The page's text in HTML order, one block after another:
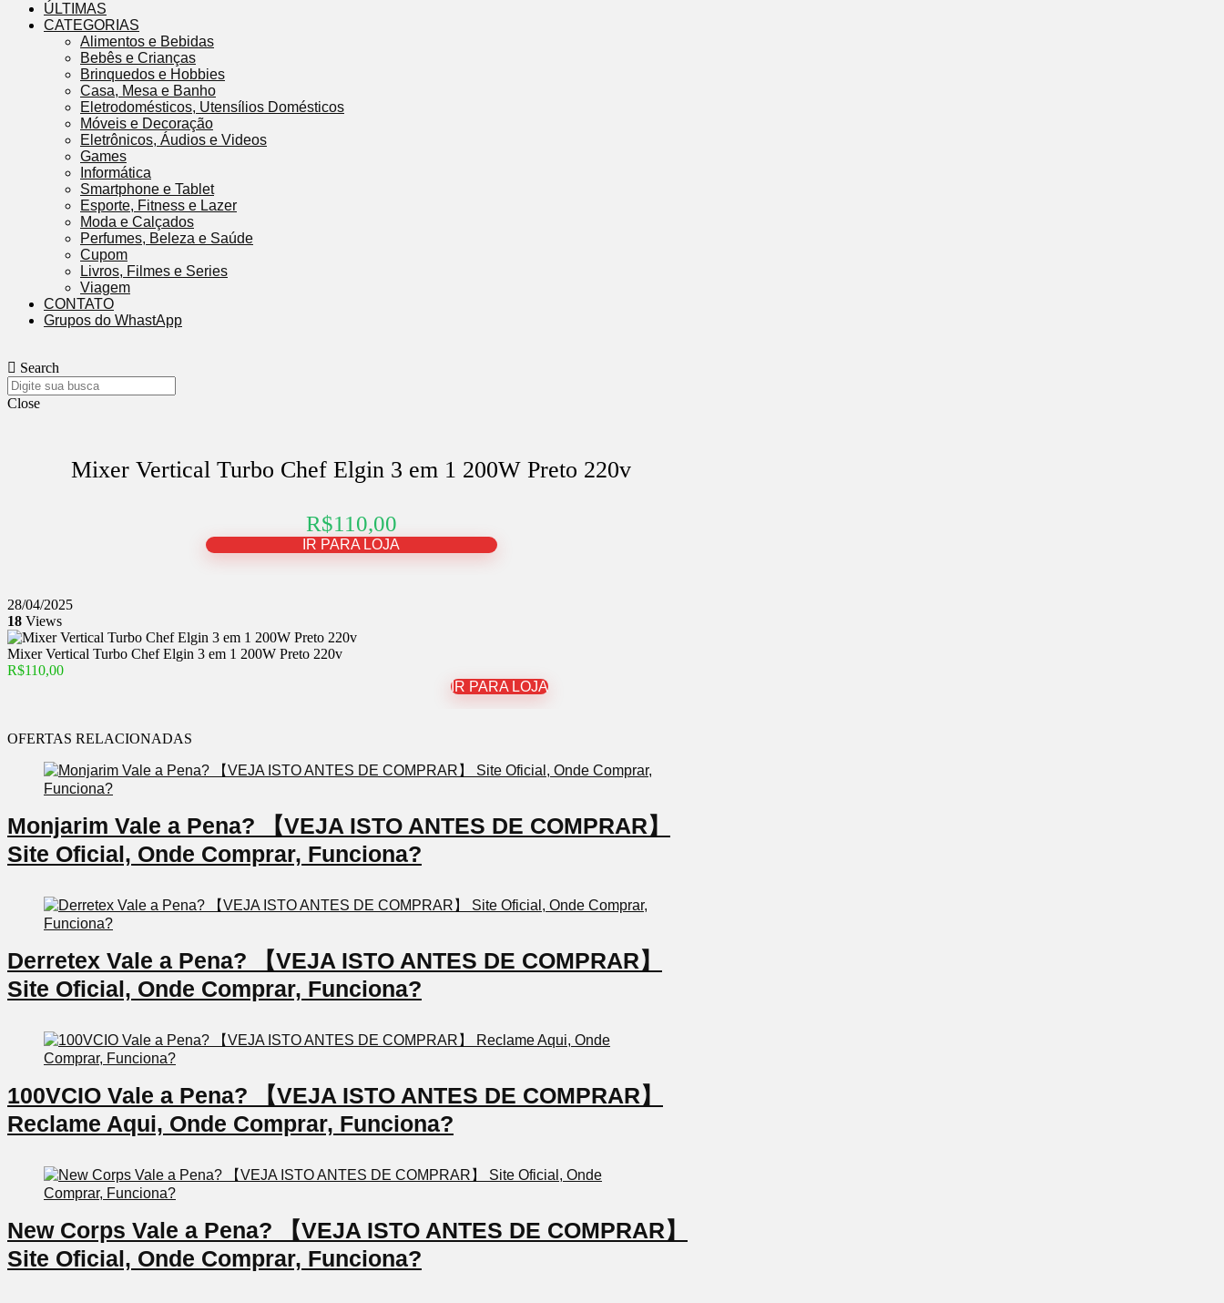
ÚLTIMAS
CATEGORIAS
Alimentos e Bebidas
Bebês e Crianças
Brinquedos e Hobbies
Casa, Mesa e Banho
Eletrodomésticos, Utensílios Domésticos
Móveis e Decoração
Eletrônicos, Áudios e Videos
Games
Informática
Smartphone e Tablet
Esporte, Fitness e Lazer
Moda e Calçados
Perfumes, Beleza e Saúde
Cupom
Livros, Filmes e Series
Viagem
CONTATO
Grupos do WhastApp
Search
Close
Mixer Vertical Turbo Chef Elgin 3 em 1 200W Preto 220v
R$110,00
IR PARA LOJA
28/04/2025
18 Views
Mixer Vertical Turbo Chef Elgin 3 em 1 200W Preto 220v
R$110,00
IR PARA LOJA
OFERTAS RELACIONADAS
Monjarim Vale a Pena? 【VEJA ISTO ANTES DE COMPRAR】
Site Oficial, Onde Comprar, Funciona?
Derretex Vale a Pena? 【VEJA ISTO ANTES DE COMPRAR】
Site Oficial, Onde Comprar, Funciona?
100VCIO Vale a Pena? 【VEJA ISTO ANTES DE COMPRAR】
Reclame Aqui, Onde Comprar, Funciona?
New Corps Vale a Pena? 【VEJA ISTO ANTES DE COMPRAR】
Site Oficial, Onde Comprar, Funciona?